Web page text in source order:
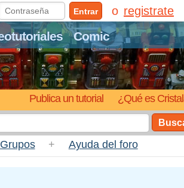
Comic
Publica un tutorial ¿Qué es
Entrar registrate
Grupos + Ayuda del foro